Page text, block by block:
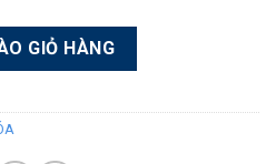
GIỎ HÀNG